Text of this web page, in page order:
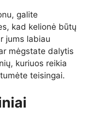
galite
kad kelionė būtų
jums labiau
mėgstate dalytis
kuriuos reikia
teisingai.